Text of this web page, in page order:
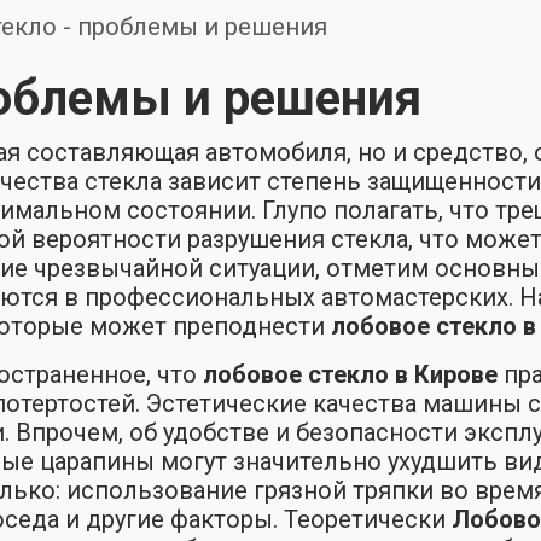
- проблемы и решения
и решения
составляющая автомобиля, но и
стекла зависит степень
состоянии. Глупо полагать, что
вероятности разрушения стекла, что
чрезвычайной ситуации, отметим
в профессиональных автомастерских.
может преподнести лобовое стекло
что лобовое стекло в Кирове
Эстетические качества машины
об удобстве и безопасности
царапины могут значительно ухудшить
использование грязной тряпки во
и другие факторы. Теоретически